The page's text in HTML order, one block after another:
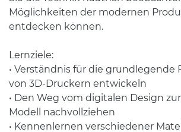
Möglichkeiten der modernen
entdecken können.
Lernziele:
• Verständnis für die grundlegende
von 3D-Druckern entwickeln
• Den Weg vom digitalen Design
Modell nachvollziehen
• Kennenlernen verschiedener